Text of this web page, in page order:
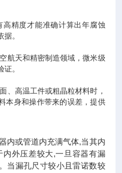
高精度才能准确计算出年腐蚀
。
航天和精密制造领域，微米级
。
、高温工件或粗晶粒材料时，
本身和操作带来的误差，提供
或管道内充满气体,当其内
外压差较大,一旦容器有漏
当漏孔尺寸较小且雷诺数较